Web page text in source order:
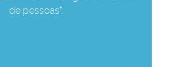
de pessoas”.